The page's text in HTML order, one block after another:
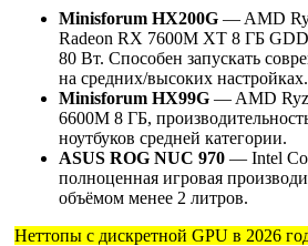
Minisforum HX200G — AMD
Radeon RX 7600M XT 8 ГБ
80 Вт. Способен запускать
на средних/высоких настройках.
Minisforum HX99G — AMD
6600M 8 ГБ,
ноутбуков средней категории.
ASUS ROG NUC 970 — Intel
полноценная игровая
объёмом менее 2 литров.
Неттопы с дискретной GPU в 2026